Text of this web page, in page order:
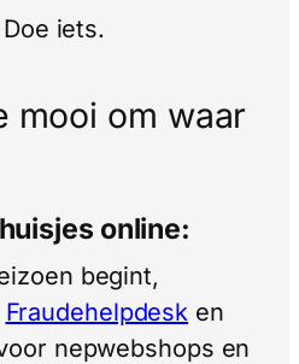
iets.
mooi om waar
online:
begint,
Fraudehelpdesk en
nepwebshops en